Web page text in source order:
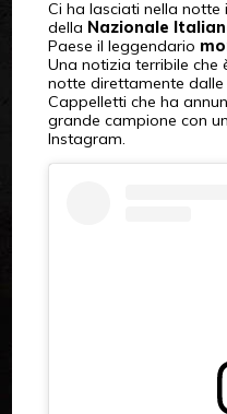
Ci ha lasciati nella notte
della Nazionale
Paese il leggendario
Una notizia terribile che
notte direttamente
Cappelletti che ha
grande campione con
Instagram.